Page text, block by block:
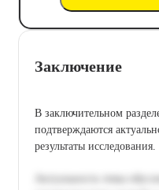
Заключение
В заключительном
подтверждаются
результаты исследования.